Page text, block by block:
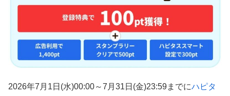
2026年7月1日(水)00:00～7月31日(金)23:59までにハピタ